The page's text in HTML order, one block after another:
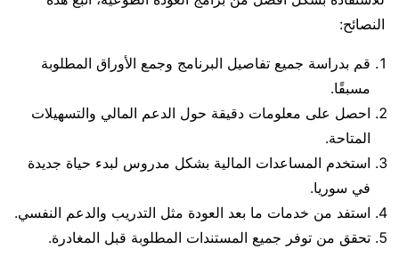
النصائح:
قم بدراسة جميع تفاصيل البرنامج وجمع الأوراق المطلوبة
مسبقًا.
احصل على معلومات دقيقة حول الدعم المالي والتسهيلات
المتاحة.
استخدم المساعدات المالية بشكل مدروس لبدء حياة جديدة
في سوريا.
استفد من خدمات ما بعد العودة مثل التدريب والدعم النفسي.
تحقق من توفر جميع المستندات المطلوبة قبل المغادرة.